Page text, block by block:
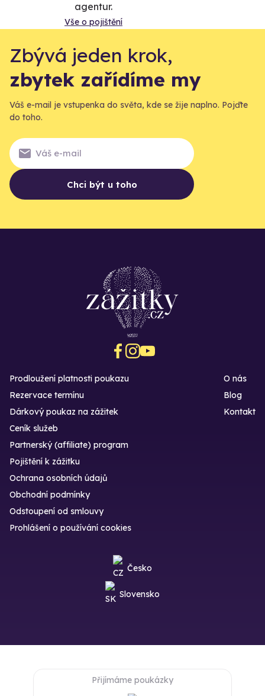
agentur.
Vše o pojištění
Zbývá jeden krok,
zbytek zařídíme my
Váš e-mail je vstupenka do světa, kde se žije naplno. Pojďte
do toho.
Chci být u toho
Prodloužení platnosti poukazu
Rezervace termínu
Dárkový poukaz na zážitek
O nás
Blog
Kontakt
Ceník služeb
Partnerský (affiliate) program
Pojištění k zážitku
Ochrana osobních údajů
Obchodní podmínky
Odstoupení od smlouvy
Prohlášení o používání cookies
Česko
Slovensko
Přijímáme poukázky